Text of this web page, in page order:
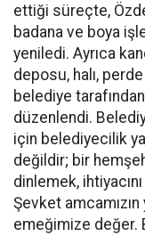
ettiği süreçte,
badana ve boya
yeniledi. Ayrıca
deposu, halı,
belediye
düzenlendi.
için belediyecilik
değildir; bir
dinlemek,
Şevket
emeğimize değer.